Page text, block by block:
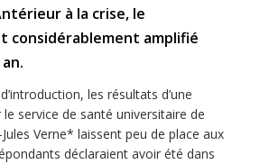
à la crise, le
considérablement amplifié
les résultats d’une
service de santé universitaire de
Jules Verne* laissent peu de place aux
déclaraient avoir été dans